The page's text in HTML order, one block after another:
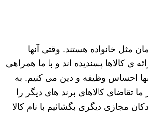
مثل خانواده هستند. وقتی آنها
ی کالاها پسندیده اند و با ما همراهی
احساس وظیفه و دین می کنیم. به
تقاضای کالاهای برند های دیگر را
مجازی دیگری بگشائیم با نام کالا